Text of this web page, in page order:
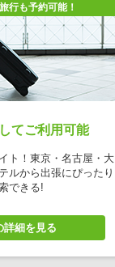
行も予約可能！
てご利用可能
ト！東京・名古屋・大
ルから出張にぴったり
検索できる!
詳細を見る